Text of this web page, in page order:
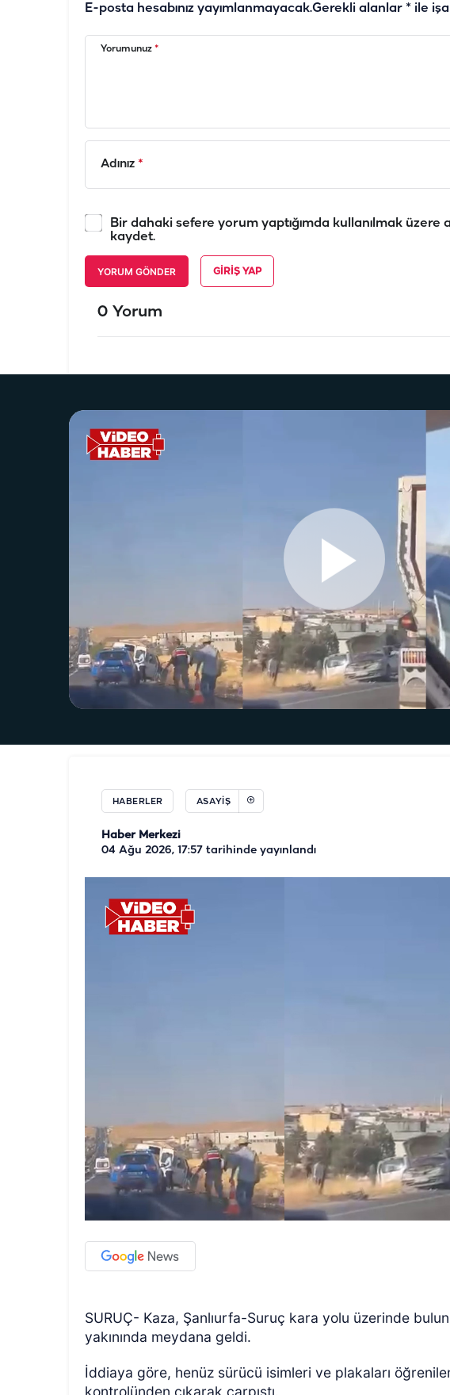
E-posta hesabınız yayımlanmayacak.Gerekli alanlar * ile
Yorumunuz *
Adınız *
Bir dahaki sefere yorum yaptığımda kullanılmak üzere
kaydet.
YORUM GÖNDER GIRIŞ YAP
0 Yorum
HABERLER ASAYIŞ
Haber Merkezi
04 Ağu 2026, 17:57 tarihinde yayınlandı
SURUÇ- Kaza, Şanlıurfa-Suruç kara yolu üzerinde
yakınında meydana geldi.
İddiaya göre, henüz sürücü isimleri ve plakaları
kontrolünden çıkarak çarpıştı.